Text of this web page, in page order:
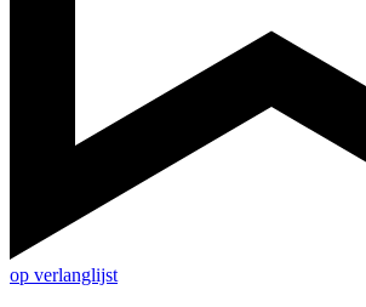
op verlanglijst